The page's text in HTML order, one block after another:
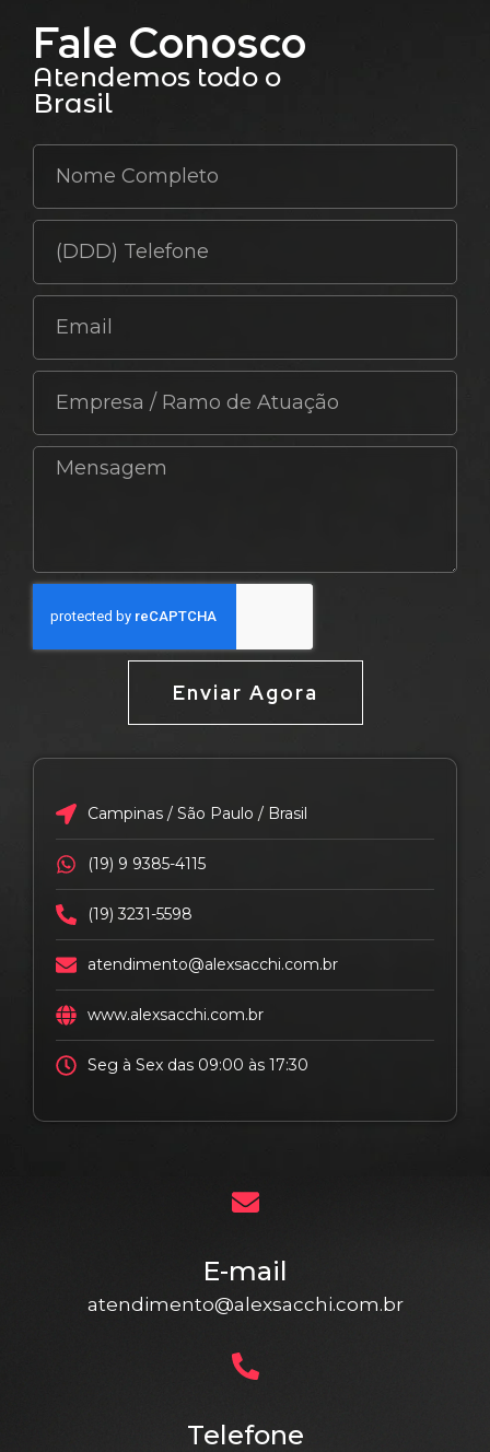
Fale Conosco
Atendemos todo o
Brasil
Enviar Agora
Campinas / São Paulo / Brasil
(19) 9 9385-4115
(19) 3231-5598
atendimento@alexsacchi.com.br
www.alexsacchi.com.br
Seg à Sex das 09:00 às 17:30
E-mail
atendimento@alexsacchi.com.br
Telefone